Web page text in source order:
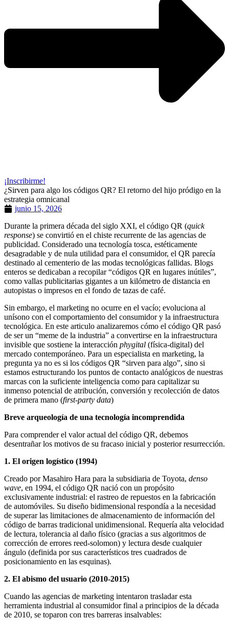
¡Inscribirme!
¿Sirven para algo los códigos QR? El retorno del hijo pródigo en la
estrategia omnicanal
junio 15, 2026
Durante la primera década del siglo XXI, el código QR (quick
response) se convirtió en el chiste recurrente de las agencias de
publicidad. Considerado una tecnología tosca, estéticamente
desagradable y de nula utilidad para el consumidor, el QR parecía
destinado al cementerio de las modas tecnológicas fallidas. Blogs
enteros se dedicaban a recopilar “códigos QR en lugares inútiles”,
como vallas publicitarias gigantes a un kilómetro de distancia en
autopistas o impresos en el fondo de tazas de café.
Sin embargo, el marketing no ocurre en el vacío; evoluciona al
unísono con el comportamiento del consumidor y la infraestructura
tecnológica. En este articulo analizaremos cómo el código QR pasó
de ser un “meme de la industria” a convertirse en la infraestructura
invisible que sostiene la interacción phygital (física-digital) del
mercado contemporáneo. Para un especialista en marketing, la
pregunta ya no es si los códigos QR “sirven para algo”, sino si
estamos estructurando los puntos de contacto analógicos de nuestras
marcas con la suficiente inteligencia como para capitalizar su
inmenso potencial de atribución, conversión y recolección de datos
de primera mano (first-party data)
Breve arqueología de una tecnología incomprendida
Para comprender el valor actual del código QR, debemos
desentrañar los motivos de su fracaso inicial y posterior resurrección.
1. El origen logístico (1994)
Creado por Masahiro Hara para la subsidiaria de Toyota, denso
wave, en 1994, el código QR nació con un propósito
exclusivamente industrial: el rastreo de repuestos en la fabricación
de automóviles. Su diseño bidimensional respondía a la necesidad
de superar las limitaciones de almacenamiento de información del
código de barras tradicional unidimensional. Requería alta velocidad
de lectura, tolerancia al daño físico (gracias a sus algoritmos de
corrección de errores reed-solomon) y lectura desde cualquier
ángulo (definida por sus característicos tres cuadrados de
posicionamiento en las esquinas).
2. El abismo del usuario (2010-2015)
Cuando las agencias de marketing intentaron trasladar esta
herramienta industrial al consumidor final a principios de la década
de 2010, se toparon con tres barreras insalvables: